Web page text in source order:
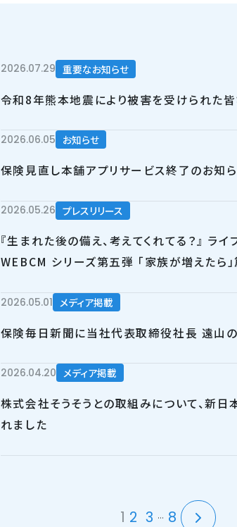
2026.07.29 重要なお知らせ
令和8年熊本地震により被害を受けられた
2026.06.05 お知らせ
保険見直し本舗アプリサービス終了のお知
2026.05.26 プレスリリース
『生まれた後の備え、考えてくれてる？』 ラ
WEBCM シリーズ第五弾 「家族が増えたら
2026.05.01 メディア掲載
保険毎日新聞に当社代表取締役社長 遠山
2026.04.20 メディア掲載
株式会社そうそうとの取組みについて、新
れました
1 2 3 ... 8